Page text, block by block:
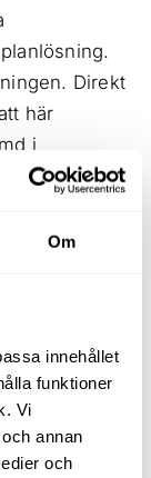
Om
innehållet
funktioner
Vi
annan
och
Direkt
här
i
kök i
tre bra
är många
vy.